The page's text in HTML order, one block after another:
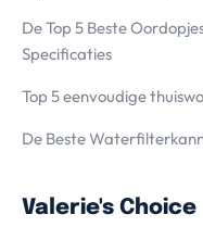
De Top 5 Beste
Specificaties
Top 5 eenvoudige
De Beste
Valerie's Choice